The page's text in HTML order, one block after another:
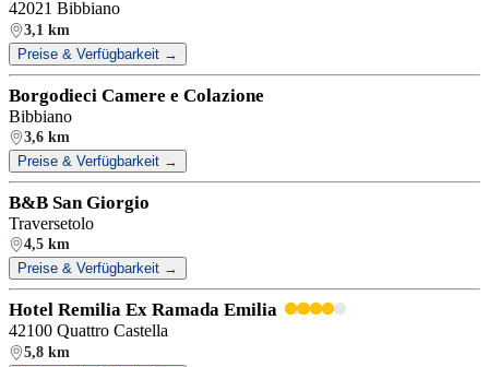
42021 Bibbiano
3,1 km
Preise & Verfügbarkeit →
Borgodieci Camere e Colazione
Bibbiano
3,6 km
Preise & Verfügbarkeit →
B&B San Giorgio
Traversetolo
4,5 km
Preise & Verfügbarkeit →
Hotel Remilia Ex Ramada Emilia
42100 Quattro Castella
5,8 km